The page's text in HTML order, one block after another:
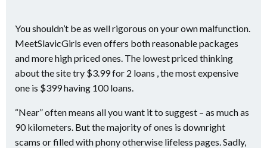
You shouldn’t be as well rigorous on your own malfunction.
MeetSlavicGirls even offers both reasonable packages
and more high priced ones. The lowest priced thinking
about the site try $3.99 for 2 loans , the most expensive
one is $399 having 100 loans.
“Near” often means all you want it to suggest – as much as
90 kilometers. But the majority of ones is downright
scams or filled with phony otherwise lifeless pages. Sadly,